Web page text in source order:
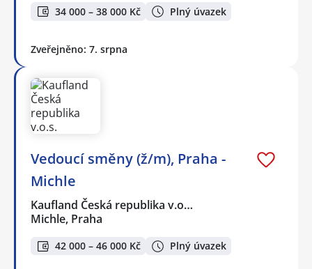
34 000 – 38 000 Kč Plný úvazek
Zveřejněno: 7. srpna
Vedoucí směny (ž/m), Praha -
Michle
Kaufland Česká republika v.o…
Michle, Praha
42 000 – 46 000 Kč Plný úvazek